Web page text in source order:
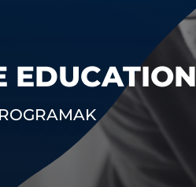
EDUCATION